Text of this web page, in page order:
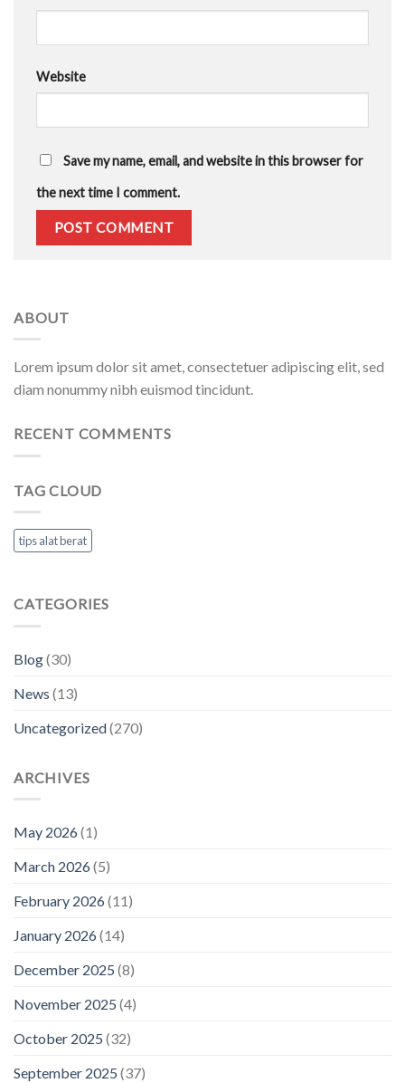
Website
Save my name, email, and website in this browser for
the next time I comment.
ABOUT
Lorem ipsum dolor sit amet, consectetuer adipiscing elit, sed
diam nonummy nibh euismod tincidunt.
RECENT COMMENTS
TAG CLOUD
tips alat berat
CATEGORIES
Blog(30)
News (13)
Uncategorized(270)
ARCHIVES
May 2026(1)
March 2026(5)
February 2026(11)
January 2026(14)
December 2025 (8)
November 2025 (4)
October 2025 (32)
September 2025 (37)